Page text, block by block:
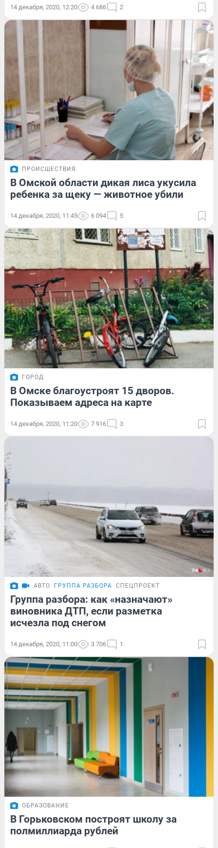
14 декабря, 2020, 12:20 4 686 2
ПРОИСШЕСТВИЯ
В Омской области дикая лиса укусила
ребенка за щеку — животное убили
14 декабря, 2020, 11:45 6 094 5
ГОРОД
В Омске благоустроят 15 дворов.
Показываем адреса на карте
14 декабря, 2020, 11:20 7 916 3
АВТО ГРУППА РАЗБОРА СПЕЦПРОЕКТ
Группа разбора: как «назначают»
виновника ДТП, если разметка
исчезла под снегом
14 декабря, 2020, 11:00 3 706 1
ОБРАЗОВАНИЕ
В Горьковском построят школу за
полмиллиарда рублей